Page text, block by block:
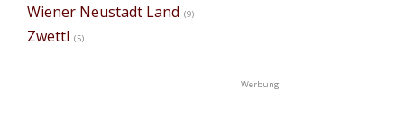
Wiener Neustadt Land (9)
Zwettl (5)